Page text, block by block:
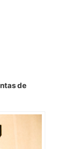
de